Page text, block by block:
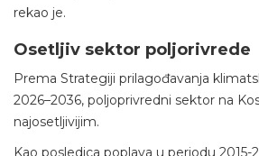
rekao je.
Osetljiv sektor poljorivrede
Prema Strategiji prilagođavanja
2026–2036, poljoprivredni sektor na
najosetljivijim.
Kao posledica poplava u periodu